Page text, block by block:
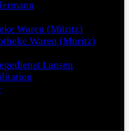
Waren (Müritz)
Waren (Müritz)
Lansen